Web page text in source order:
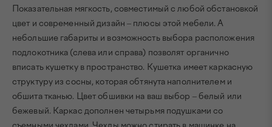
Показательная мягкость, совместимый с любой обстановкой
цвет и современный дизайн – плюсы этой мебели. А
небольшие габариты и возможность выбора расположения
подлокотника (слева или справа) позволят органично
вписать кушетку в пространство. Кушетка имеет каркасную
структуру из сосны, которая обтянута наполнителем и
обшита тканью. Цвет обшивки на ваш выбор – белый или
бежевый. Каркас дополнен четырьмя подушками со